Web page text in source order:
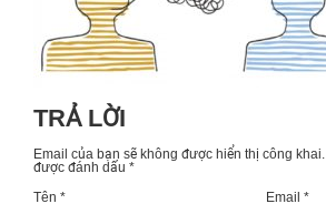
TRẢ LỜI
Email của bạn sẽ không được hiển thị công khai.
được đánh dấu *
Tên *
Email *